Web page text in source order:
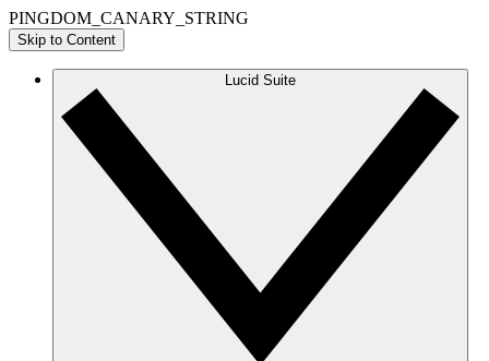
PINGDOM_CANARY_STRING
Skip to Content
Lucid Suite